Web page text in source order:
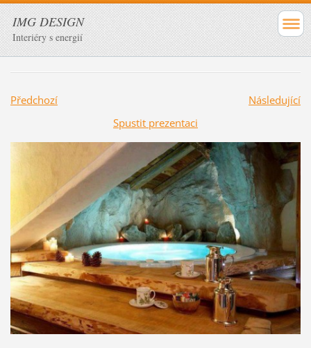
IMG DESIGN
Interiéry s energií
Předchozí
Následující
Spustit prezentaci